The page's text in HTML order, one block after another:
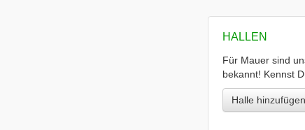
HALLEN
Für Mauer sind
bekannt! Kennst
Halle hinzufügen